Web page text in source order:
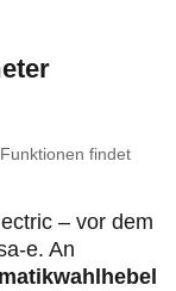
findet
– vor dem
e. An